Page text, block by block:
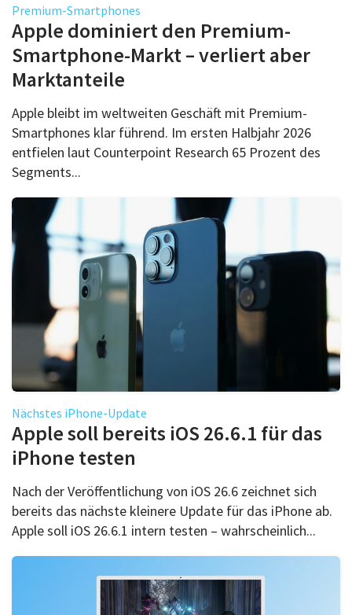
Premium-Smartphones
Apple dominiert den Premium-
Smartphone-Markt – verliert aber
Marktanteile
Apple bleibt im weltweiten Geschäft mit Premium-
Smartphones klar führend. Im ersten Halbjahr 2026
entfielen laut Counterpoint Research 65 Prozent des
Segments...
Nächstes iPhone-Update
Apple soll bereits iOS 26.6.1 für das
iPhone testen
Nach der Veröffentlichung von iOS 26.6 zeichnet sich
bereits das nächste kleinere Update für das iPhone ab.
Apple soll iOS 26.6.1 intern testen – wahrscheinlich...